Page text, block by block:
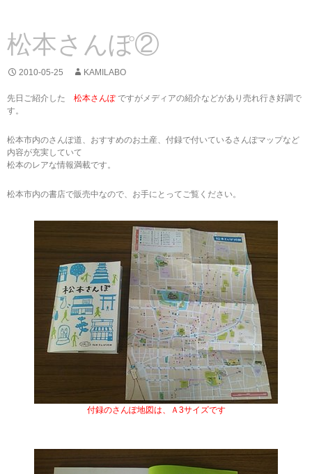
松本さんぽ②
2010-05-25 KAMILABO
先日ご紹介した 松本さんぽですがメディアの紹介などがあり売れ行き好調で
す。
松本市内のさんぽ道、おすすめのお土産、付録で付いているさんぽマップなど
内容が充実していて
松本のレアな情報満載です。
松本市内の書店で販売中なので、お手にとってご覧ください。
付録のさんぽ地図は、Ａ3サイズです